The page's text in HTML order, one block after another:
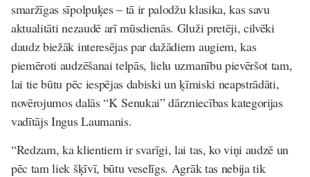
smaržīgas sīpolpuķes – tā ir palodžu klasika, kas savu
aktualitāti nezaudē arī mūsdienās. Gluži pretēji, cilvēki
daudz biežāk interesējas par dažādiem augiem, kas
piemēroti audzēšanai telpās, lielu uzmanību pievēršot tam,
lai tie būtu pēc iespējas dabiski un ķīmiski neapstrādāti,
novērojumos dalās “K Senukai” dārzniecības kategorijas
vadītājs Ingus Laumanis.
“Redzam, ka klientiem ir svarīgi, lai tas, ko viņi audzē un
pēc tam liek šķīvī, būtu veselīgs. Agrāk tas nebija tik